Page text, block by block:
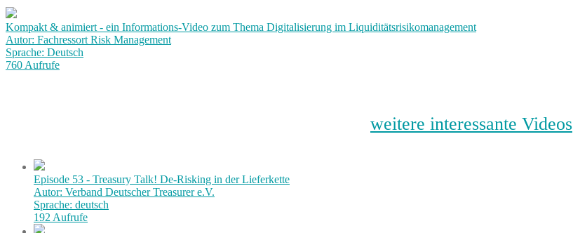
Kompakt & animiert - ein Informations-Video zum Thema Digitalisierung im Liquiditätsrisikomanagement
Autor: Fachressort Risk Management
Sprache: Deutsch
760 Aufrufe
weitere interessante Videos
Episode 53 - Treasury Talk! De-Risking in der Lieferkette
Autor: Verband Deutscher Treasurer e.V.
Sprache: deutsch
192 Aufrufe